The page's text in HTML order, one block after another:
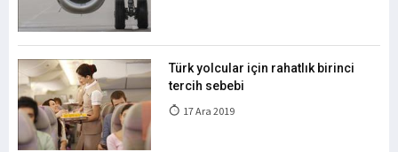
Türk yolcular için rahatlık birinci
tercih sebebi
17 Ara 2019